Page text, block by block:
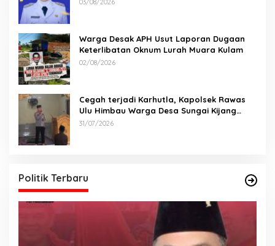
03/08/2026
Warga Desak APH Usut Laporan Dugaan
Keterlibatan Oknum Lurah Muara Kulam
02/08/2026
Cegah terjadi Karhutla, Kapolsek Rawas
Ulu Himbau Warga Desa Sungai Kijang
Sesuai Maklumat Kapolda Sumsel
31/07/2026
Politik Terbaru